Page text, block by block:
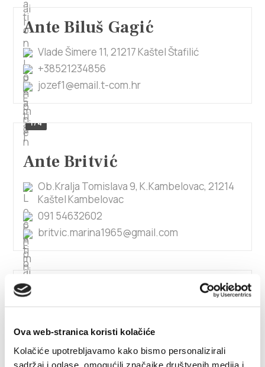
Ova web-stranica koristi kolačiće
Kolačiće upotrebljavamo kako bismo personalizirali
sadržaj i oglase, omogućili značajke društvenih medija i
Ante Biluš Gagić
Vlade Šimere 11, 21217 Kaštel Štafilić
+38521234856
jozef1@email.t-com.hr
1/4
Ante Britvić
Ob.Kralja Tomislava 9, K.Kambelovac, 21214
Kaštel Kambelovac
091 54632602
britvic.marina1965@gmail.com
Ante Dubravčić
+385951992487
dubra1704@gmail.com